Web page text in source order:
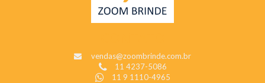
vendas@zoombrinde.com.br
11 4237-5086
11 9 1110-4965